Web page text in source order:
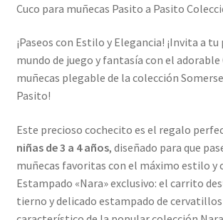
Cuco para muñecas Pasito a Pasito
¡Paseos con Estilo y Elegancia! ¡Invita a
mundo de juego y fantasía con el adorable
muñecas plegable de la colección
Pasito!
Este precioso cochecito es el regalo
niñas de 3 a 4 años, diseñado para que
muñecas favoritas con el máximo estilo y
Estampado «Nara» exclusivo: el carrito
tierno y delicado estampado de